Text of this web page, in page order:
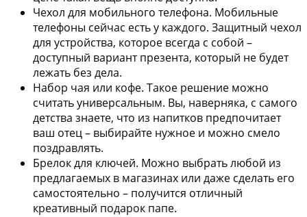
Чехол для мобильного телефона. Мобильные
телефоны сейчас есть у каждого. Защитный чехол
для устройства, которое всегда с собой –
доступный вариант презента, который не будет
лежать без дела.
Набор чая или кофе. Такое решение можно
считать универсальным. Вы, наверняка, с самого
детства знаете, что из напитков предпочитает
ваш отец – выбирайте нужное и можно смело
поздравлять.
Брелок для ключей. Можно выбрать любой из
предлагаемых в магазинах или даже сделать его
самостоятельно – получится отличный
креативный подарок папе.